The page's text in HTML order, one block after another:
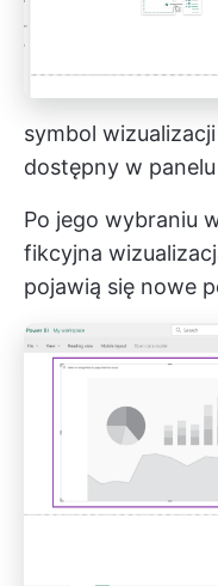
symbol
dostępny w panelu
Po jego wybraniu
fikcyjna
pojawią się nowe